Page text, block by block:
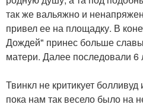
так же вальяжно и
привел ее на площадку. В
Дождей" принес больше
матери. Далее последовали 6
Твинкл не критикует
пока нам так весело было на